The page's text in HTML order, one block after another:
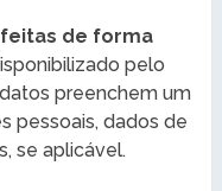
de forma
pelo
preenchem um
pessoais, dados de
se aplicável.